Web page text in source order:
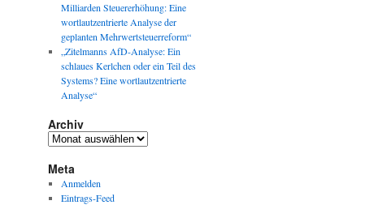
Milliarden Steuererhöhung: Eine
wortlautzentrierte Analyse der
geplanten Mehrwertsteuerreform“
„Zitelmanns AfD-Analyse: Ein
schlaues Kerlchen oder ein Teil des
Systems? Eine wortlautzentrierte
Analyse“
Archiv
Archiv
Meta
Anmelden
Eintrags-Feed